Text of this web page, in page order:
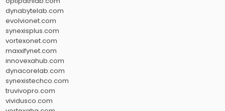
dynabytelab.com
evolvionet.com
synexisplus.com
vortexonet.com
maxxifynet.com
innovexahub.com
dynacorelab.com
synexistechco.com
truvivopro.com
vividusco.com